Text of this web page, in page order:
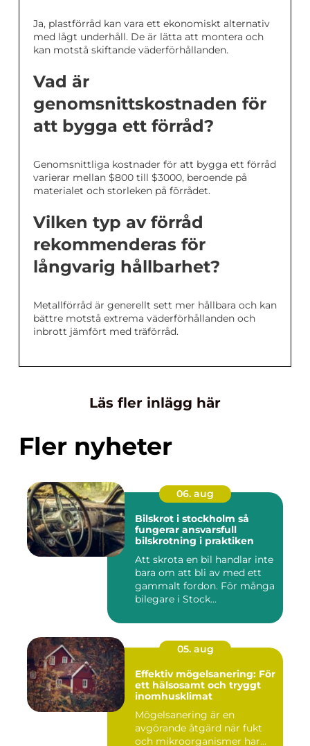
Ja, plastförråd kan vara ett ekonomiskt alternativ
med lågt underhåll. De är lätta att montera och
kan motstå skiftande väderförhållanden.
Vad är
genomsnittskostnaden för
att bygga ett förråd?
Genomsnittliga kostnader för att bygga ett förråd
varierar mellan $800 till $3000, beroende på
materialet och storleken på förrådet.
Vilken typ av förråd
rekommenderas för
långvarig hållbarhet?
Metallförråd är generellt sett mer hållbara och kan
bättre motstå extrema väderförhållanden och
inbrott jämfört med träförråd.
Läs fler inlägg här
Fler nyheter
06. aug
Bilskrot i stockholm så
fungerar ansvarsfull
bilskrotning i praktiken
Att skrota en bil handlar inte
bara om att bli av med ett
gammalt fordon. För många
bilegare i Stock...
05. aug
Effektiv mögelsanering: För
ett hälsosamt och tryggt
inomhusklimat
Mögelsanering är en
avgörande åtgärd när fukt
och mikroorganismer har...